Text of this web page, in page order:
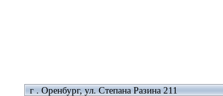
г . Оренбург, ул. Степана Разина 211